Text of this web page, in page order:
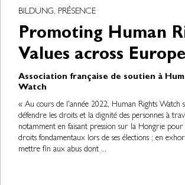
BILDUNG, PRÉSENCE
Promoting Human
Values across Europe
Association française de soutien à
Watch
« Au cours de l'année 2022, Human Rights Watch
défendre les droits et la dignité des personnes à
notamment en faisant pression sur la Hongrie pour
droits fondamentaux lors de ses élections ; en
mettre fin aux abus dont ...